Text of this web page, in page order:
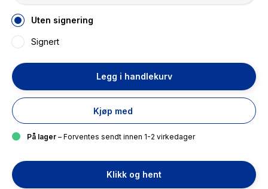
Uten signering
Signert
Legg i handlekurv
Kjøp med
På lager – Forventes sendt innen 1-2 virkedager
Klikk og hent